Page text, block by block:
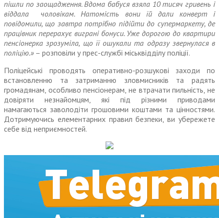
пішли по заощадження. Вдома бабуся взяла 10 тисяч гривень і
віддала чоловікам. Натомість вони їй дали конверт і
повідомили, що завтра потрібно підійти до супермаркету, де
працівник перерахує виграні бонуси. Уже дорогою до квартири
пенсіонерка зрозуміла, що її ошукали та одразу звернулася в
поліцію.» – розповіли у прес-службі міськвідділу поліції.
Поліцейські проводять оперативно-розшукові заходи по
встановленню та затриманню зловмисників та радять
громадянам, особливо пенсіонерам, не втрачати пильність, не
довіряти незнайомцям, які під різними приводами
намагаються заволодіти грошовими коштами та цінностями.
Дотримуючись елементарних правил безпеки, ви убережете
себе від неприємностей.